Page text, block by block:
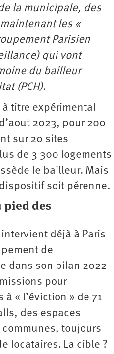
la municipale, des
les «
Parisien
qui vont
du bailleur
(PCH).
à titre expérimental
2023, pour 200
sur 20 sites
de 3 300 logements
le bailleur. Mais
soit pérenne.
pied des
intervient déjà à Paris
de
dans son bilan 2022
pour
à « l’éviction » de 71
des espaces
toujours
locataires. La cible ?